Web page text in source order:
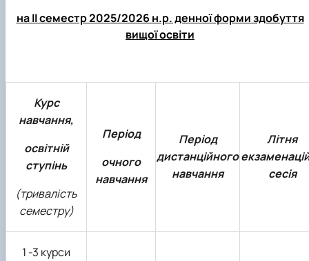
на ІІ семестр 2025/2026 н.р. денної форми здобуття
вищої освіти
Курс
навчання,
освітній
ступінь
(тривалість
семестру)
Період
очного
навчання
Період
дистанційного
навчання
Літня
сесія
1 -3 курси